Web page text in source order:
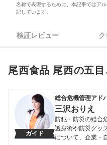
名称で表現するために、本記事ではア
記しています。
検証レビュー ク
尾西食品 尾西の五
ガイド
総合危機管理アド
三沢おりえ
防犯・防災の総合
護身術や防災グッ
について、企業・